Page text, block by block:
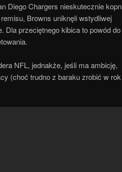
Diego Chargers nieskutecznie
Browns uniknęli wstydliwej
Dla przeciętnego kibica to powód do
NFL, jednakże, jeśli ma ambicję,
(choć trudno z baraku zrobić w rok